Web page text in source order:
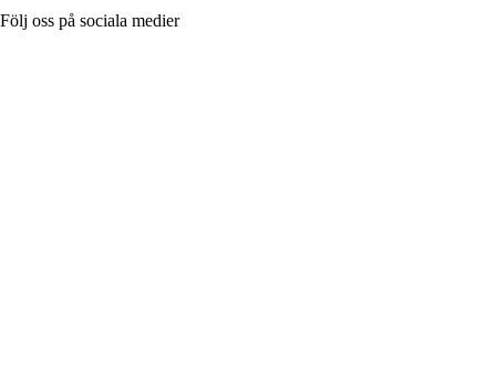
Följ oss på sociala medier